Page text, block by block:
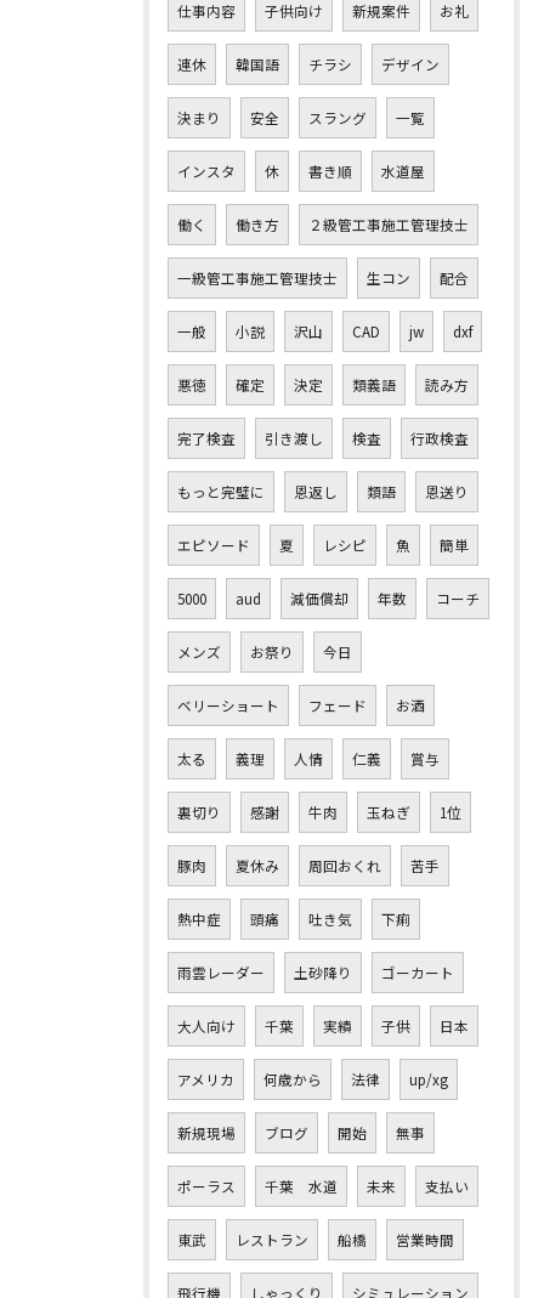
仕事内容 子供向け 新規案件 お礼
連休 韓国語 チラシ デザイン
決まり 安全 スラング 一覧
インスタ 休 書き順 水道屋
働く 働き方 ２級管工事施工管理技士
一級管工事施工管理技士 生コン 配合
一般 小説 沢山 CAD jw dxf
悪徳 確定 決定 類義語 読み方
完了検査 引き渡し 検査 行政検査
もっと完璧に 恩返し 類語 恩送り
エピソード 夏 レシピ 魚 簡単
5000 aud 減価償却 年数 コーチ
メンズ お祭り 今日
ベリーショート フェード お酒
太る 義理 人情 仁義 賞与
裏切り 感謝 牛肉 玉ねぎ 1位
豚肉 夏休み 周回おくれ 苦手
熱中症 頭痛 吐き気 下痢
雨雲レーダー 土砂降り ゴーカート
大人向け 千葉 実績 子供 日本
アメリカ 何歳から 法律 up/xg
新規現場 ブログ 開始 無事
ポーラス 千葉 水道 未来 支払い
東武 レストラン 船橋 営業時間
飛行機 しゃっくり シミュレーション